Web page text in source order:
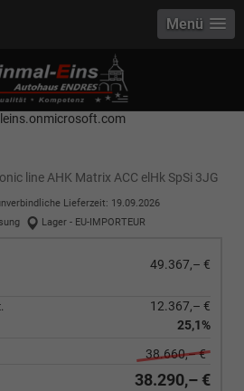
Points to address or value:
Host
Points to address or value: selector2-aee-
Menü
line AHK Matrix ACC elHk SpSi 3JG
Lieferzeit: 19.09.2026
Lager - EU-IMPORTEUR
49.367,– €
12.367,– €
25,1%
38.660,– €
38.290,– €